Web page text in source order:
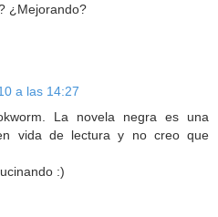
¿Mejorando?
a las 14:27
La novela negra es una
vida de lectura y no creo que
:)